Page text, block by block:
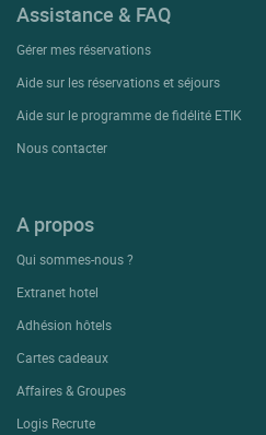
Assistance & FAQ
Gérer mes réservations
Aide sur les réservations et séjours
Aide sur le programme de fidélité ETIK
Nous contacter
A propos
Qui sommes-nous ?
Extranet hotel
Adhésion hôtels
Cartes cadeaux
Affaires & Groupes
Logis Recrute